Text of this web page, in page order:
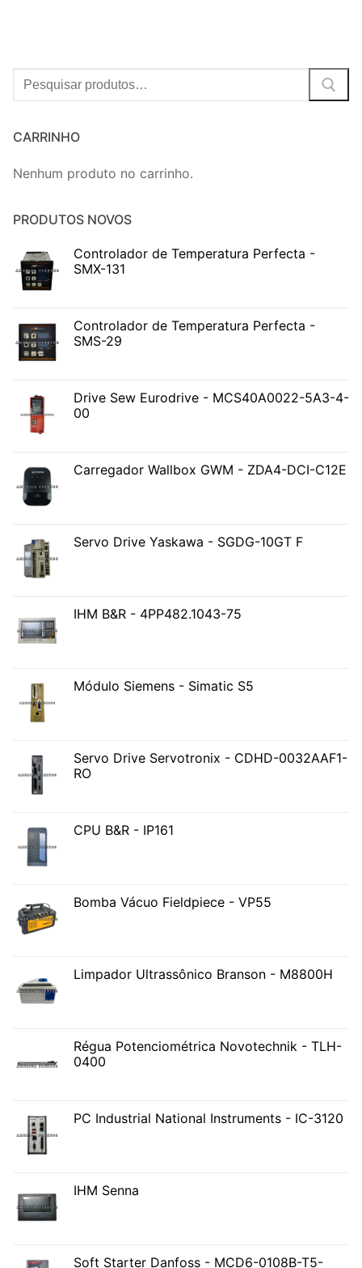
Procurar:
CARRINHO
Nenhum produto no carrinho.
PRODUTOS NOVOS
Controlador de Temperatura Perfecta -
SMX-131
Controlador de Temperatura Perfecta -
SMS-29
Drive Sew Eurodrive - MCS40A0022-5A3-4-
00
Carregador Wallbox GWM - ZDA4-DCI-C12E
Servo Drive Yaskawa - SGDG-10GT F
IHM B&R - 4PP482.1043-75
Módulo Siemens - Simatic S5
Servo Drive Servotronix - CDHD-0032AAF1-
RO
CPU B&R - IP161
Bomba Vácuo Fieldpiece - VP55
Limpador Ultrassônico Branson - M8800H
Régua Potenciométrica Novotechnik - TLH-
0400
PC Industrial National Instruments - IC-3120
IHM Senna
Soft Starter Danfoss - MCD6-0108B-T5-